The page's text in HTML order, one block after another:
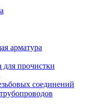
арматура
для прочистки
соединений